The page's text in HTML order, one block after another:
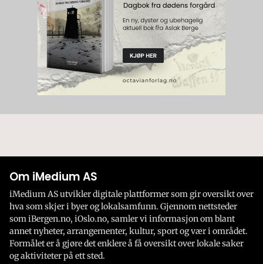
Om iMedium AS
iMedium AS utvikler digitale plattformer som gir oversikt over
hva som skjer i byer og lokalsamfunn. Gjennom nettsteder
som iBergen.no, iOslo.no, samler vi informasjon om blant
annet nyheter, arrangementer, kultur, sport og vær i området.
Formålet er å gjøre det enklere å få oversikt over lokale saker
og aktiviteter på ett sted.